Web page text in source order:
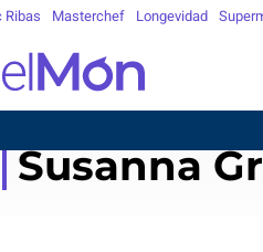
Ribas Masterchef Longevidad
Susanna